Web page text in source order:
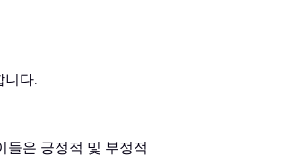
니다.
들은 긍정적 및 부정적